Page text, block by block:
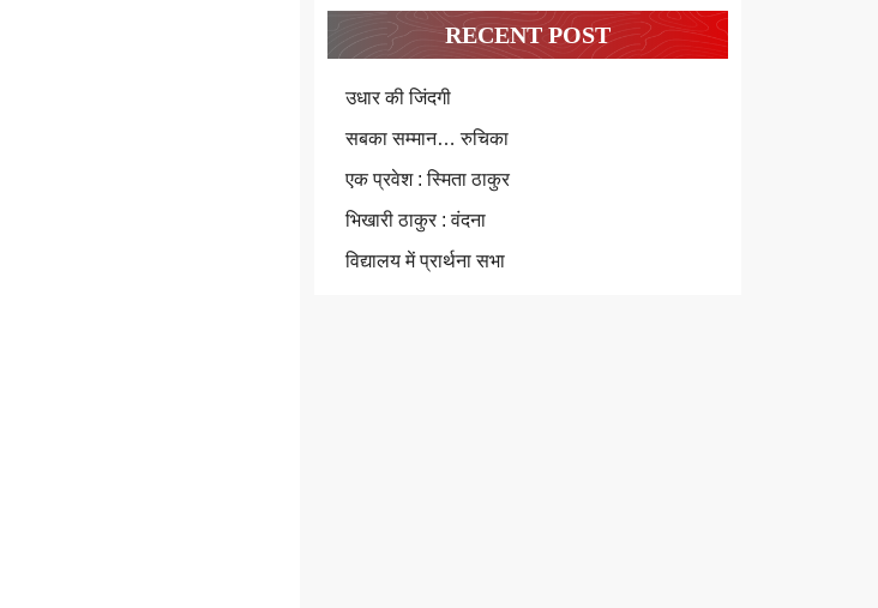
RECENT POST
उधार की जिंदगी
सबका सम्मान… रुचिका
एक प्रवेश : स्मिता ठाकुर
भिखारी ठाकुर : वंदना
विद्यालय में प्रार्थना सभा